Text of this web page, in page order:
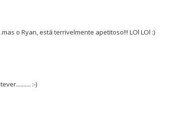
o Ryan, está terrivelmente apetitoso!!! LOl LOl :)
:-)